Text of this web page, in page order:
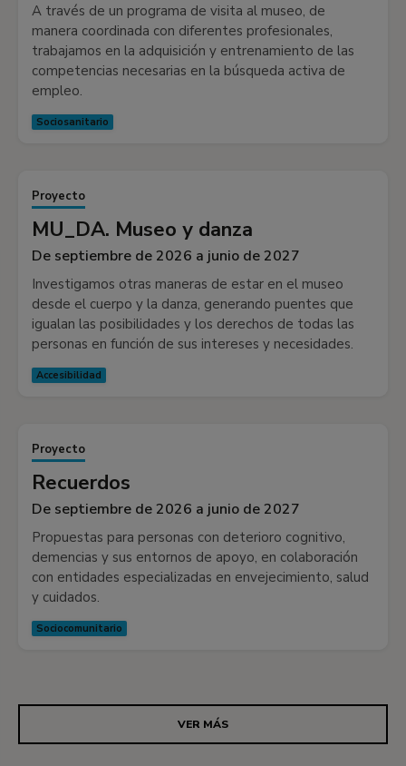
A través de un programa de visita al museo, de
manera coordinada con diferentes profesionales,
trabajamos en la adquisición y entrenamiento de las
competencias necesarias en la búsqueda activa de
empleo.
Sociosanitario
Proyecto
MU_DA. Museo y danza
De septiembre de 2026 a junio de 2027
Investigamos otras maneras de estar en el museo
desde el cuerpo y la danza, generando puentes que
igualan las posibilidades y los derechos de todas las
personas en función de sus intereses y necesidades.
Accesibilidad
Proyecto
Recuerdos
De septiembre de 2026 a junio de 2027
Propuestas para personas con deterioro cognitivo,
demencias y sus entornos de apoyo, en colaboración
con entidades especializadas en envejecimiento, salud
y cuidados.
Sociocomunitario
VER MÁS